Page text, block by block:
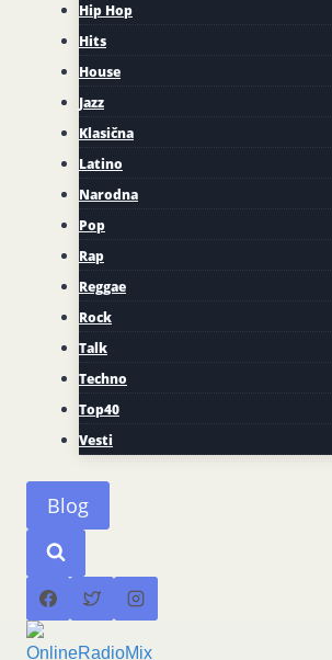
Hip Hop
Hits
House
Jazz
Klasična
Latino
Narodna
Pop
Rap
Reggae
Rock
Talk
Techno
Top40
Vesti
Blog